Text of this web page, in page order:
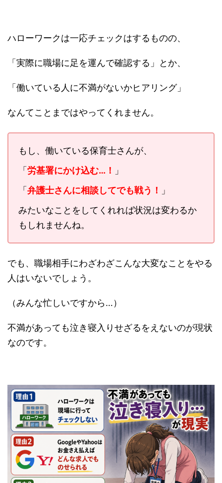
ハローワークは一応チェックはするものの、
「実際に職場に足を運んで確認する」とか、
「働いている人に不満がないかヒアリング」
なんてことまではやってくれません。
もし、働いている保育士さんが、
「 労基署にかけ込む…！
」
「 弁護士さんに相談してでも戦う！
」
みたいなことをしてくれれば状況は変わるか
もしれませんね。
でも、職場相手にわざわざこんな大変なことをやる
人はいないでしょう。
（みんな忙しいですから…）
不満があっても泣き寝入りせざるをえないのが現状
なのです。